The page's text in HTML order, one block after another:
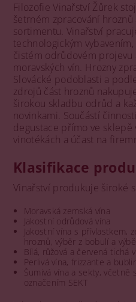
Filozofie Vinařství Žůrek
šetrném zpracování
sortimentu. Vinařství
technologickým
čistém odrůdovém projevu
moravských vín. Hrozny
Slovácké podoblasti a
zdrojů část hroznů
širokou skladbu odrůd a
novinkami. Součástí
degustace přímo ve sklepě
vinotékách a účast na
Klasifikace
Vinařství produkuje široké
Moravská zemská vína
Jakostní odrůdová vína
Jakostní vína s přívlastkem,
hroznů, výběr z bobulí a
Bílá, růžová a červená tichá
Perlivá vína, frizzante a
Šumivá vína a sekty, včetně
označením SEKT